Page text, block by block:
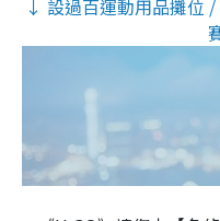
↓ 設過百運動用品攤位